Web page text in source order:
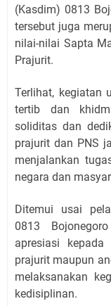
(Kasdim) 0813
tersebut juga
nilai-nilai Sapta
Prajurit.
Terlihat, kegiatan
tertib dan
soliditas dan
prajurit dan PNS
menjalankan
negara dan
Ditemui usai
0813
apresiasi
prajurit maupun
melaksanakan
kedisiplinan.